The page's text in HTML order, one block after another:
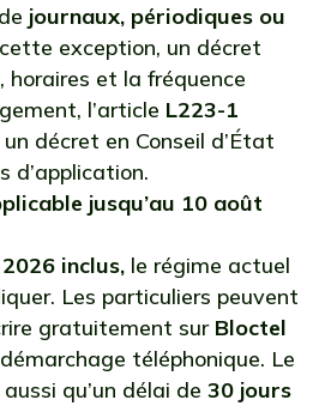
journaux, périodiques ou
exception, un décret
horaires et la fréquence
l’article L223-1
décret en Conseil d’État
d’application.
jusqu’au 10 août
inclus, le régime actuel
Les particuliers peuvent
gratuitement sur Bloctel
démarchage téléphonique. Le
qu’un délai de 30 jours